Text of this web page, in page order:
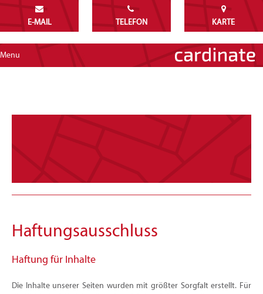
E-MAIL TELEFON KARTE
Menu
Haftungsausschluss
Haftung für Inhalte
Die Inhalte unserer Seiten wurden mit größter Sorgfalt erstellt. Für